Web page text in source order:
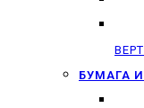
БУМАГА